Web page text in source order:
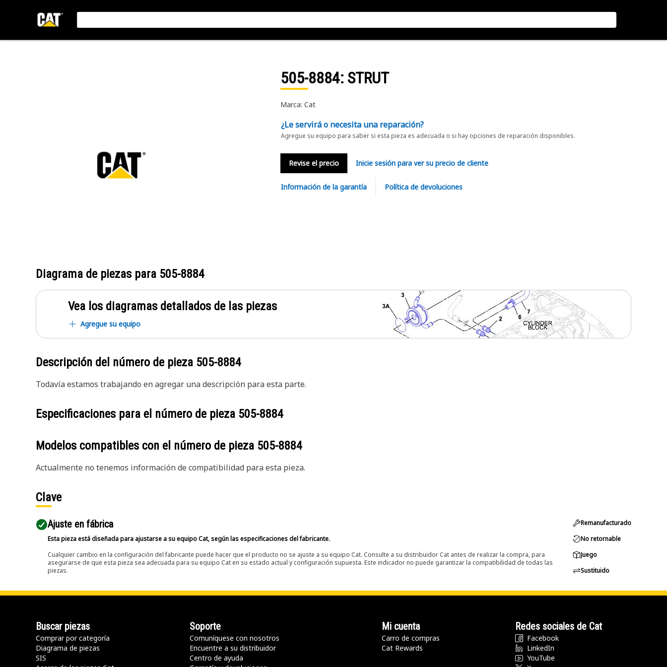
505-8884: STRUT
Marca: Cat
¿Le servirá o necesita una reparación?
Agregue su equipo para saber si esta pieza es adecuada o si hay opciones de reparación disponibles.
Revise el precio Inicie sesión para ver su precio de cliente
Información de la garantía Política de devoluciones
Diagrama de piezas para 505-8884
Vea los diagramas detallados de las piezas
Agregue su equipo
Descripción del número de pieza 505-8884
Todavía estamos trabajando en agregar una descripción para esta parte.
Especificaciones para el número de pieza 505-8884
Modelos compatibles con el número de pieza 505-8884
Actualmente no tenemos información de compatibilidad para esta pieza.
Clave
Ajuste en fábrica
Esta pieza está diseñada para ajustarse a su equipo Cat, según las especificaciones del fabricante.
Cualquier cambio en la configuración del fabricante puede hacer que el producto no se ajuste a su equipo Cat. Consulte a su distribuidor Cat antes de realizar la compra, para
asegurarse de que esta pieza sea adecuada para su equipo Cat en su estado actual y configuración supuesta. Este indicador no puede garantizar la compatibilidad de todas las
piezas.
Remanufacturado
No retornable
Juego
Sustituido
Buscar piezas
Comprar por categoría
Diagrama de piezas
SIS
Soporte
Comuníquese con nosotros
Encuentre a su distribuidor
Centro de ayuda
Mi cuenta
Carro de compras
Cat Rewards
Redes sociales de Cat
Facebook
LinkedIn
YouTube